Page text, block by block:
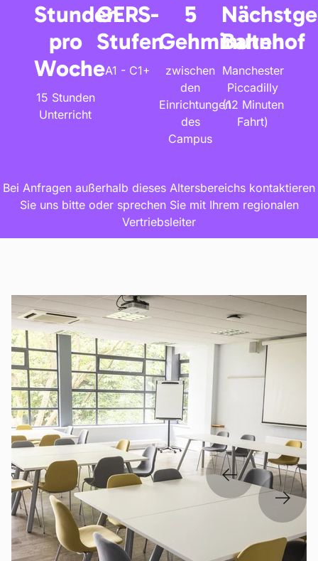
Stunden
pro
Woche
15 Stunden
Unterricht
GERS-
Stufen
A1 - C1+
5
Gehminuten
zwischen
den
Einrichtungen
des
Campus
Bahnhof
Manchester
Piccadilly
(12 Minuten
Fahrt)
Bei Anfragen außerhalb dieses Altersbereichs kontaktieren
Sie uns bitte oder sprechen Sie mit Ihrem regionalen
Vertriebsleiter